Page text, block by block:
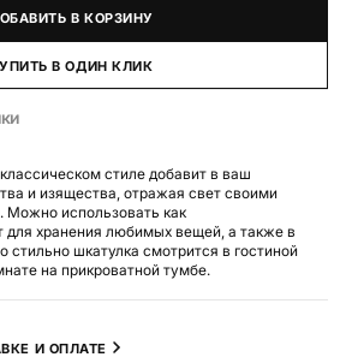
В КОРЗИНУ
В ОДИН КЛИК
стиле добавит в ваш
и изящества, отражая свет своими
использовать как
для хранения любимых вещей, а также в
стильно шкатулка смотрится в гостиной
на прикроватной тумбе.
И ОПЛАТЕ